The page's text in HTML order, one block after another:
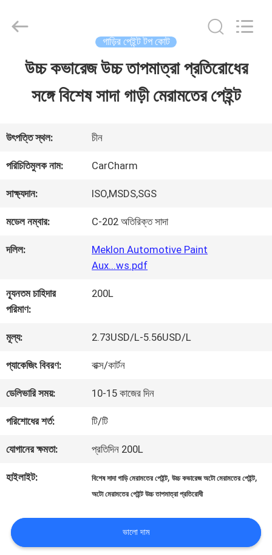
ভিডিও
আমাদের
সম্পর্কে
ভ্রমণ
মান
নিয়ন্ত্রণ
আমাদের
সাথে
যোগাযোগ
Chemical
গাড়ির পেইন্ট টপ কোট
উচ্চ কভারেজ উচ্চ তাপমাত্রা প্রতিরোধের
সঙ্গে বিশেষ সাদা গাড়ী মেরামতের পেইন্ট
উৎপত্তি স্থল: চীন
পরিচিতিমুলক নাম: CarCharm
সাক্ষ্যদান: ISO,MSDS,SGS
মডেল নম্বার: C-202 অতিরিক্ত সাদা
দলিল:
Meklon Automotive Paint
Aux...ws.pdf
ন্যূনতম চাহিদার
পরিমাণ:
200L
মূল্য: 2.73USD/L-5.56USD/L
প্যাকেজিং বিবরণ: বাক্স/কার্টন
ডেলিভারি সময়: 10-15 কাজের দিন
পরিশোধের শর্ত: টি/টি
যোগানের ক্ষমতা: প্রতিদিন 200L
হাইলাইট: বিশেষ সাদা গাড়ি মেরামতের পেইন্ট,উচ্চ কভারেজ অটো মেরামতের পেইন্ট,
অটো মেরামতের পেইন্ট উচ্চ তাপমাত্রা প্রতিরোধী
ভালো দাম